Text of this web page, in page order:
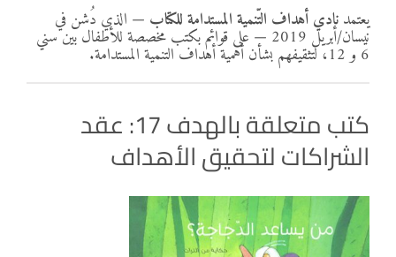
يعتمدنادي أهداف التّنمية المستدامة للكتاب — الذي دُشن في
نيسان/أبريل 2019 — على قوائم بكتب مخصصة للأطفال بين سني
6 و 12، لتثقيفهم بشأن أهمية أهداف التنمية المستدامة.
كتب متعلقة بالهدف 17: عقد
الشراكات لتحقيق الأهداف